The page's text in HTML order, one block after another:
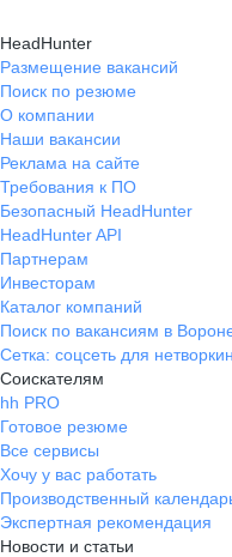
HeadHunter
Размещение вакансий
Поиск по резюме
О компании
Наши вакансии
Реклама на сайте
Требования к ПО
Безопасный HeadHunter
HeadHunter API
Партнерам
Инвесторам
Каталог компаний
Поиск по вакансиям в
Сетка: соцсеть для
Соискателям
hh PRO
Готовое резюме
Все сервисы
Хочу у вас работать
Производственный
Экспертная рекомендация
Новости и статьи